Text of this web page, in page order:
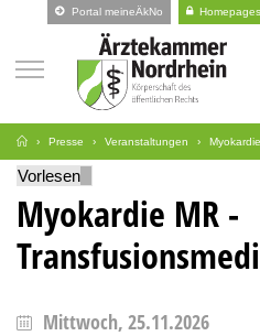
Portal meineÄkNo
Presse Veranstaltungen
Vorlesen
Myokardie MR -
Mittwoch, 25.11.2026